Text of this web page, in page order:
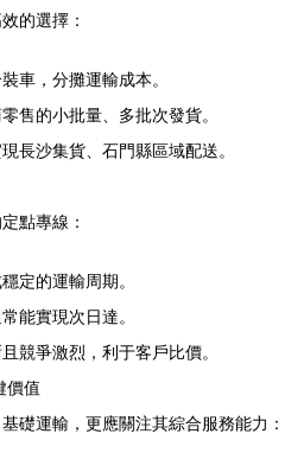
的選擇：
車，分攤運輸成本。
售的小批量、多批次發貨。
長沙集貨、石門縣區域配送。
點專線：
定的運輸周期。
能實現次日達。
競爭激烈，利于客戶比價。
價值
礎運輸，更應關注其綜合服務能力：